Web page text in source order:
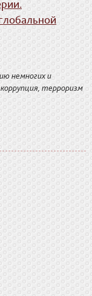
немногих и
терроризм